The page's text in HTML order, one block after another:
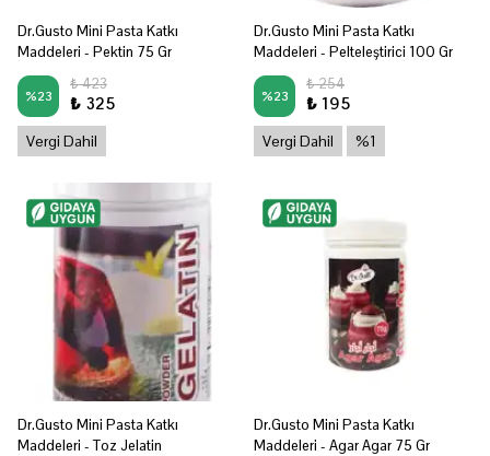
Dr.Gusto Mini Pasta Katkı
Maddeleri - Pektin 75 Gr
%23
₺ 423
₺ 325
Vergi Dahil
Dr.Gusto Mini Pasta Katkı
Maddeleri - Pelteleştirici 100 Gr
%23
₺ 254
₺ 195
Vergi Dahil %1
Dr.Gusto Mini Pasta Katkı
Maddeleri - Toz Jelatin
Dr.Gusto Mini Pasta Katkı
Maddeleri - Agar Agar 75 Gr